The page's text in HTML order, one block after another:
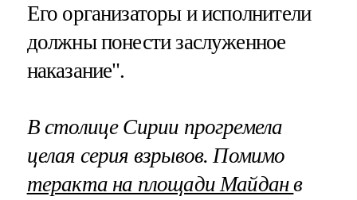
Его организаторы и исполнители
должны понести заслуженное
наказание".
В столице Сирии прогремела
целая серия взрывов. Помимо
теракта на площади Майданв